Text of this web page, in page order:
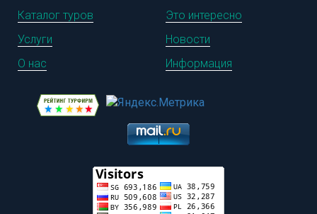
Каталог туров
Это интересно
Услуги
Новости
О нас
Информация